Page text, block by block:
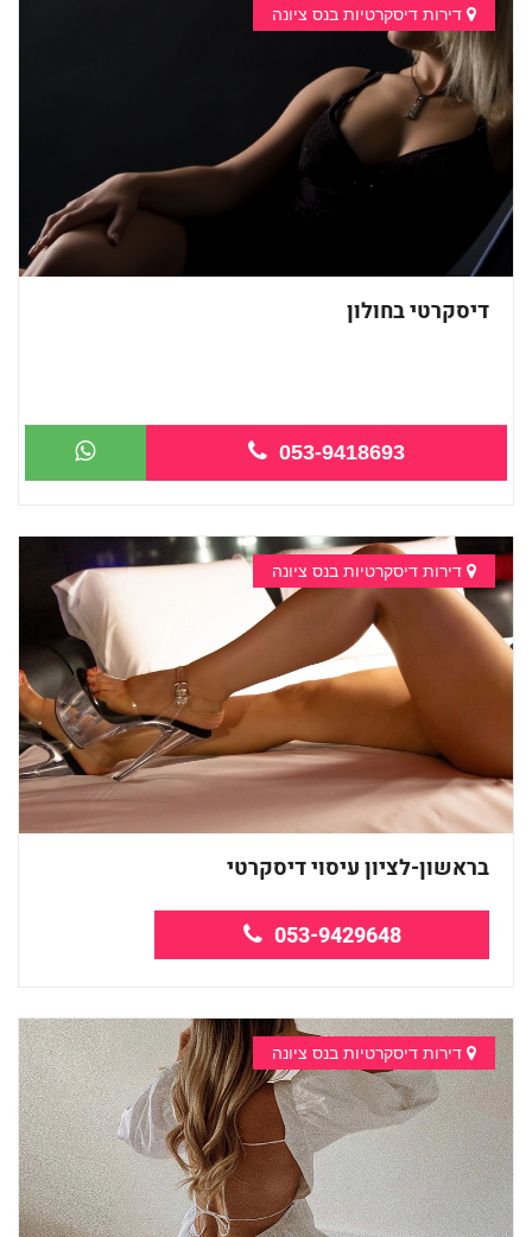
דירות דיסקרטיות בנס ציונה
דיסקרטי בחולון
ספא חדש בחולון - מטפ...
053-9418693
דירות דיסקרטיות בנס ציונה
בראשון-לציון עיסוי דיסקרטי
053-9429648
דירות דיסקרטיות בנס ציונה